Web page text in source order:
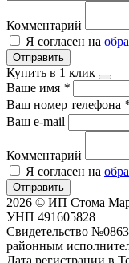
Комментарий
Я согласен на
Отправить
Купить в 1 клик
Ваше имя *
Ваш номер телефона
Ваш e-mail
Комментарий
Я согласен на
Отправить
2026 © ИП Стома
УНП 491605828
Свидетельство
районным
Дата регистрации в